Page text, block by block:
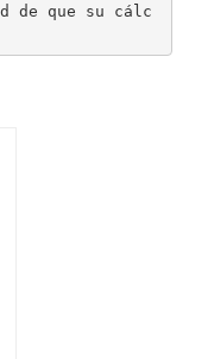
de que su cálc